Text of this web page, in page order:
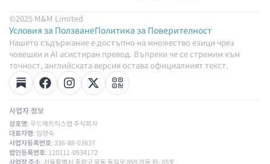
©2025 M&M Limited
Условия за ПолзванеПолитика за Поверителност
Нашето съдържание е достъпно на множество езици чрез
човешки и AI асистиран превод. Въпреки че се стремим към
точност, английската версия остава официалният текст.
사업자 정보
상호명: 무드메트릭스랩 주식회사
대표자명: 임양숙
사업자등록번호: 336-88-03637
법인등록번호: 110111-0934172
사업장 주소: 서울특별시 중랑구 묵동 동일로 859 가동 쥐- 85호